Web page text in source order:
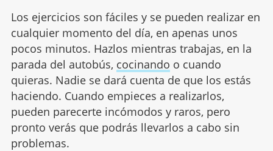
Los ejercicios son fáciles y se pueden realizar en
cualquier momento del día, en apenas unos
pocos minutos. Hazlos mientras trabajas, en la
parada del autobús, cocinando o cuando
quieras. Nadie se dará cuenta de que los estás
haciendo. Cuando empieces a realizarlos,
pueden parecerte incómodos y raros, pero
pronto verás que podrás llevarlos a cabo sin
problemas.